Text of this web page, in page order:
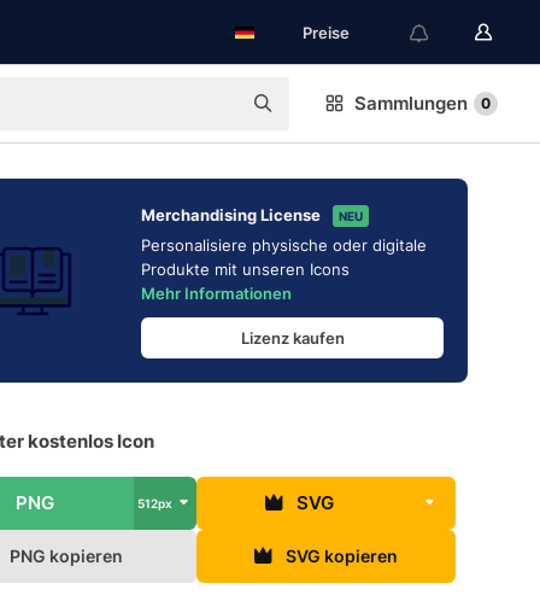
Preise
Sammlungen 0
Merchandising License NEU
Personalisiere physische oder digitale
Produkte mit unseren Icons
Mehr Informationen
Lizenz kaufen
kostenlos Icon
PNG 512px SVG
PNG kopieren SVG kopieren